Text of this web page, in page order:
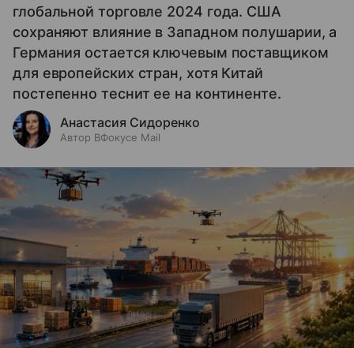
глобальной торговле 2024 года. США
сохраняют влияние в Западном полушарии, а
Германия остается ключевым поставщиком
для европейских стран, хотя Китай
постепенно теснит ее на континенте.
Анастасия Сидоренко
Автор ВФокусе Mail